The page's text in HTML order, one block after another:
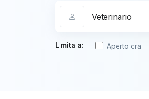
Limita a: Aperto ora